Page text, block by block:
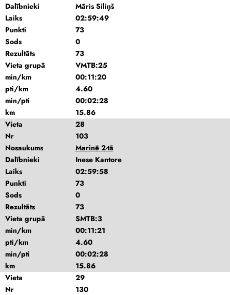
Dalībnieki
Māris Siliņš
Laiks
02:59:49
Punkti
73
Sods
0
Rezultāts
73
Vieta grupā
VMTB:25
min/km
00:11:20
pti/km
4.60
min/pti
00:02:28
km
15.86
Vieta
28
Nr
103
Nosaukums
Marinē 2-tā
Dalībnieki
Inese Kantore
Laiks
02:59:58
Punkti
73
Sods
0
Rezultāts
73
Vieta grupā
SMTB:3
min/km
00:11:21
pti/km
4.60
min/pti
00:02:28
km
15.86
Vieta
29
Nr
130